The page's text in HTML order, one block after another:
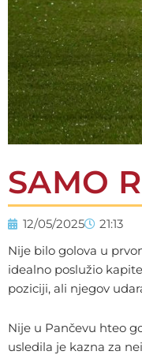
SAMO
12/05/2025
21:13
Nije bilo golova u
idealno poslužio
poziciji, ali njegov
Nije u Pančevu hteo
usledila je kazna za